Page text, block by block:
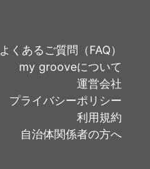
よくあるご質問（FAQ）
my grooveについて
運営会社
プライバシーポリシー
利用規約
自治体関係者の方へ